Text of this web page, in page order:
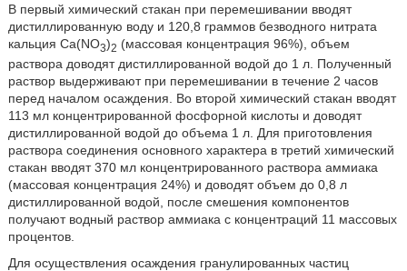
В первый химический стакан при перемешивании вводят
дистиллированную воду и 120,8 граммов безводного нитрата
кальция Са(NO3)2 (массовая концентрация 96%), объем
раствора доводят дистиллированной водой до 1 л. Полученный
раствор выдерживают при перемешивании в течение 2 часов
перед началом осаждения. Во второй химический стакан вводят
113 мл концентрированной фосфорной кислоты и доводят
дистиллированной водой до объема 1 л. Для приготовления
раствора соединения основного характера в третий химический
стакан вводят 370 мл концентрированного раствора аммиака
(массовая концентрация 24%) и доводят объем до 0,8 л
дистиллированной водой, после смешения компонентов
получают водный раствор аммиака с концентраций 11 массовых
процентов.
Для осуществления осаждения гранулированных частиц